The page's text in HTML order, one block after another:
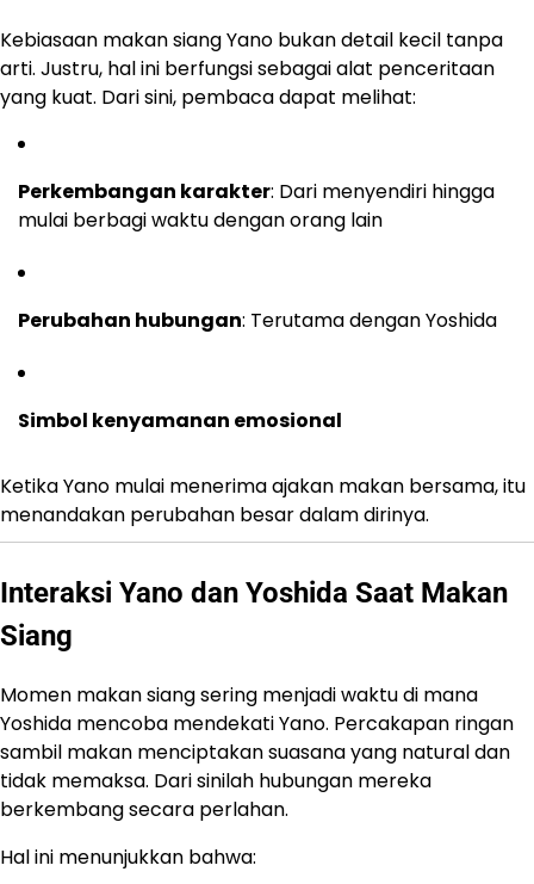
Kebiasaan makan siang Yano bukan detail kecil tanpa
arti. Justru, hal ini berfungsi sebagai alat penceritaan
yang kuat. Dari sini, pembaca dapat melihat:
Perkembangan karakter: Dari menyendiri hingga
mulai berbagi waktu dengan orang lain
Perubahan hubungan: Terutama dengan Yoshida
Simbol kenyamanan emosional
Ketika Yano mulai menerima ajakan makan bersama, itu
menandakan perubahan besar dalam dirinya.
Interaksi Yano dan Yoshida Saat Makan
Siang
Momen makan siang sering menjadi waktu di mana
Yoshida mencoba mendekati Yano. Percakapan ringan
sambil makan menciptakan suasana yang natural dan
tidak memaksa. Dari sinilah hubungan mereka
berkembang secara perlahan.
Hal ini menunjukkan bahwa: